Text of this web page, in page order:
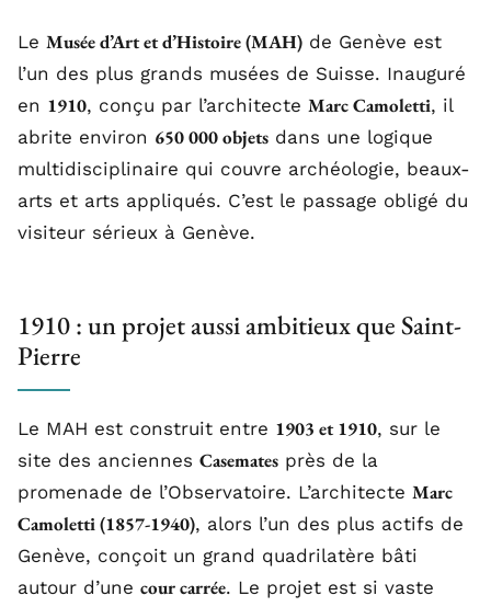
Le Musée d’Art et d’Histoire (MAH) de Genève est
l’un des plus grands musées de Suisse. Inauguré
en 1910, conçu par l’architecte Marc Camoletti, il
abrite environ 650 000 objets dans une logique
multidisciplinaire qui couvre archéologie, beaux-
arts et arts appliqués. C’est le passage obligé du
visiteur sérieux à Genève.
1910 : un projet aussi ambitieux que Saint-
Pierre
Le MAH est construit entre 1903 et 1910, sur le
site des anciennes Casemates près de la
promenade de l’Observatoire. L’architecte Marc
Camoletti (1857-1940), alors l’un des plus actifs de
Genève, conçoit un grand quadrilatère bâti
autour d’une cour carrée. Le projet est si vaste